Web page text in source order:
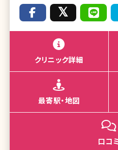
クリニック詳細
最寄駅・地図
口コ